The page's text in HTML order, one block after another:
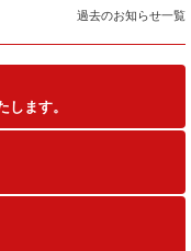
ます。
過去のお知らせ一覧